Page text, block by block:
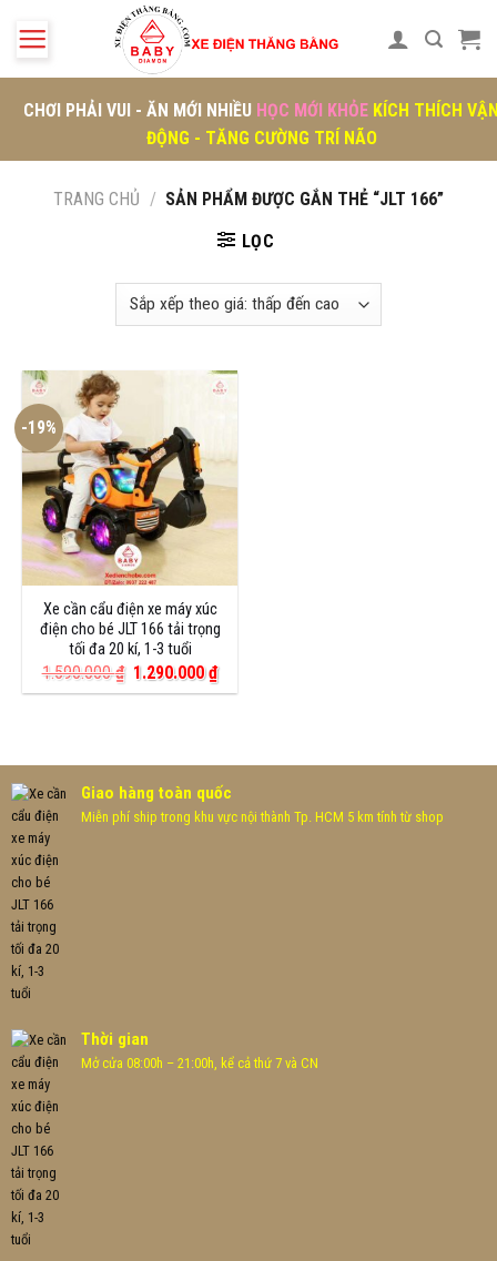
CHƠI PHẢI VUI - ĂN MỚI NHIỀU HỌC MỚI KHỎE KÍCH THÍCH
ĐỘNG - TĂNG CƯỜNG TRÍ NÃO
TRANG CHỦ / SẢN PHẨM ĐƯỢC GẮN THẺ “JLT 166”
LỌC
-19%
Xe cần cẩu điện xe máy xúc
điện cho bé JLT 166 tải trọng
tối đa 20 kí, 1-3 tuổi
1.590.000₫ Giá
gốc
1.290.000₫Giá
hiện
Giao hàng toàn quốc
Miễn phí ship trong khu vực nội thành Tp. HCM 5 km tính từ shop
Thời gian
Mở cửa 08:00h – 21:00h, kể cả thứ 7 và CN